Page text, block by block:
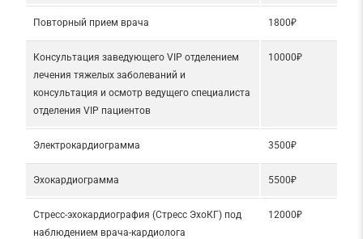
Повторный прием врача 1800₽
Консультация заведующего VIP отделением
лечения тяжелых заболеваний и
консультация и осмотр ведущего специалиста
отделения VIP пациентов
10000₽
Электрокардиограмма 3500₽
Эхокардиограмма 5500₽
Стресс-эхокардиография (Стресс ЭхоКГ) под
наблюдением врача-кардиолога
12000₽